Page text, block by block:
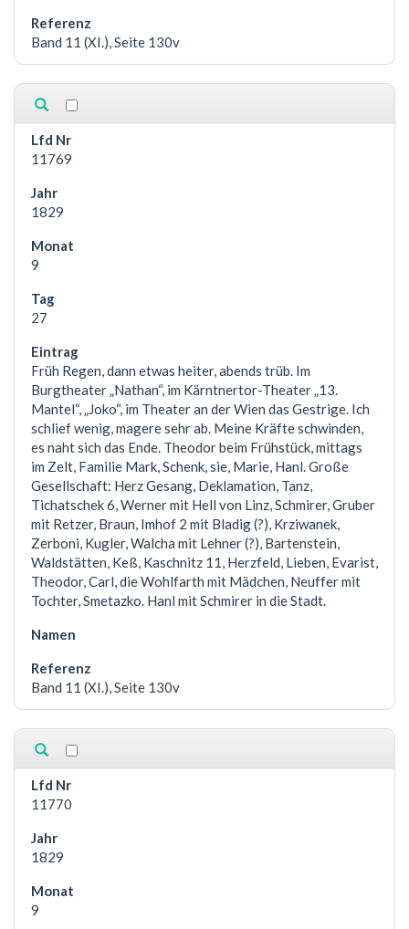
Band 11 (XI.), Seite 130v
11769
1829
9
27
Früh Regen, dann etwas heiter, abends trüb. Im
Burgtheater „Nathan“, im Kärntnertor-Theater „13.
Mantel“, „Joko“, im Theater an der Wien das Gestrige. Ich
schlief wenig, magere sehr ab. Meine Kräfte schwinden,
es naht sich das Ende. Theodor beim Frühstück, mittags
im Zelt, Familie Mark, Schenk, sie, Marie, Hanl. Große
Gesellschaft: Herz Gesang, Deklamation, Tanz,
Tichatschek 6, Werner mit Hell von Linz, Schmirer, Gruber
mit Retzer, Braun, Imhof 2 mit Bladig (?), Krziwanek,
Zerboni, Kugler, Walcha mit Lehner (?), Bartenstein,
Waldstätten, Keß, Kaschnitz 11, Herzfeld, Lieben, Evarist,
Theodor, Carl, die Wohlfarth mit Mädchen, Neuffer mit
Tochter, Smetazko. Hanl mit Schmirer in die Stadt.
Band 11 (XI.), Seite 130v
11770
1829
9